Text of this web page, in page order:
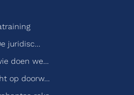
juridisc…
doen we…
op doorw…